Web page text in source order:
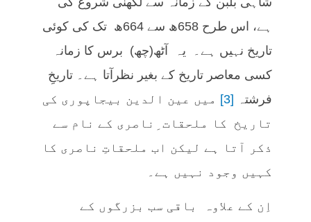
ہے، اس طرح 658ھ سے 664ھ تک کی کوئی
تاریخ نہیں ہے۔ یہ آٹھ(چھ) برس کا زمانہ
کسی معاصر تاریخ کے بغیر نظرآتا ہے۔ تاریخِ
فرشتہ [3]
میں عین الدین بیجاپوری کی
تاریخ کا ملحقات ِناصری کے نام سے
ذکر آتا ہے لیکن اب ملحقاتِ ناصری کا
کہیں وجود نہیں ہے۔
اِن کے علاوہ باقی سب بزرگوں کے